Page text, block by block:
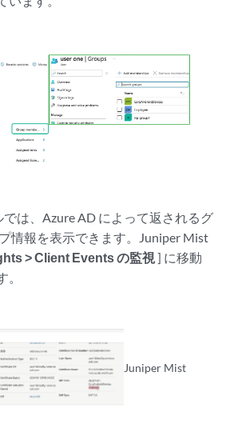
は、Azure AD によって返されるグ
情報を表示できます。Juniper Mist
> Client Events の監視] に移動
Juniper Mist